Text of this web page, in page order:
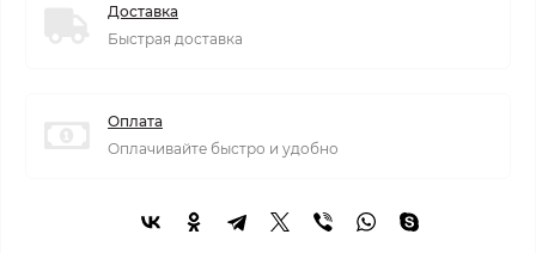
Доставка
Быстрая доставка
Оплата
Оплачивайте быстро и удобно